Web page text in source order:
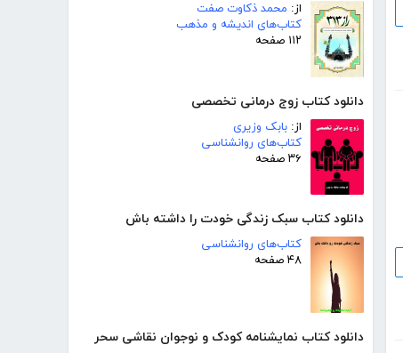
از: محمد ذکاوت صفت
کتاب‌های اندیشه و مذهب
۱۱۲ صفحه
دانلود کتاب زوج درمانی تخصصی
از: بابک وزیری
کتاب‌های روانشناسی
۳۶ صفحه
دانلود کتاب سبک زندگی خودت را داشته باش
کتاب‌های روانشناسی
۴۸ صفحه
دانلود کتاب نمایشنامه کودک و نوجوان نقاشی سحر